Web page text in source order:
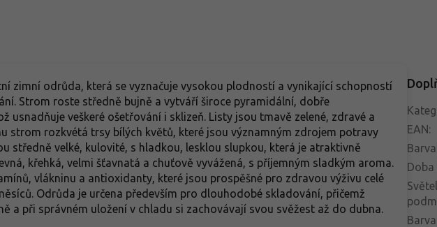
zimní odrůda, která se vyznačuje vysokou plodností a vynikající schopností
Strom roste středně bujně a vytváří široce pyramidální, dobře
usnadňuje veškeré ošetřování i sklizeň. Listy jsou tmavě zelené, zdravé a
strom rozkvétá trsy bílých květů, které jsou významným zdrojem potravy
středně velké, kulovité, s hladkou, lesklou slupkou, která je atraktivně
křehká, velmi šťavnatá a chuťově vyvážená, s příjemným sladkým aroma.
vlákninu a antioxidanty, které jsou prospěšné pro zdravou výživu celé
Odrůda je určena především pro dlouhodobé skladování, přičemž
a při správném uložení v chladu si zachovávají svou svěžest až do dubna.
EAN:
Doba